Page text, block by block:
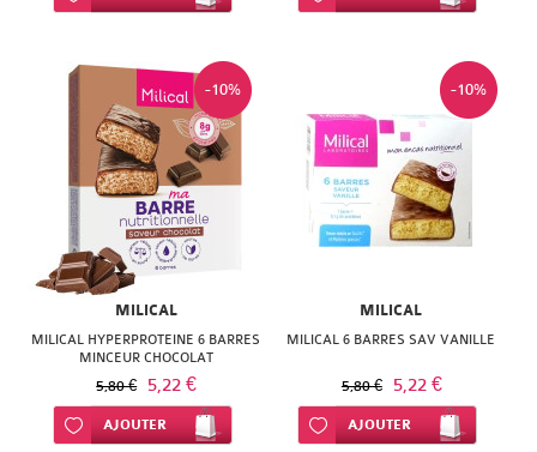
NATURACTIVE
NUTRITION
NATURE'S
PLUS
NEW
NUTERGIA
NUTRISANTE
OENOBIOL
LE
SENS
DES
FLEURS
LIFT'ARGAN
NAT
&
-10%
MILICAL
MILICAL HYPERPROTEINE 6 BARRES
MINCEUR CHOCOLAT
5,80 € 5,22 €
Ajouter à ma liste d’envie
AJOUTER
-10%
MILICAL
MILICAL 6 BARRES SAV VANILLE
5,80 € 5,22 €
Ajouter à ma liste d’envie
AJOUTER